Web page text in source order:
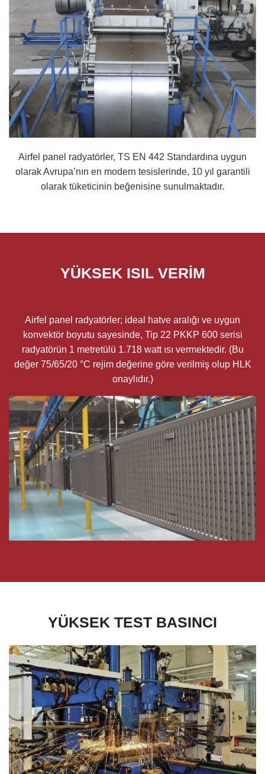
Airfel panel radyatörler, TS EN 442 Standardına uygun
olarak Avrupa’nın en modern tesislerinde, 10 yıl garantili
olarak tüketicinin beğenisine sunulmaktadır.
YÜKSEK ISIL VERİM
Airfel panel radyatörler; ideal hatve aralığı ve uygun
konvektör boyutu sayesinde, Tip 22 PKKP 600 serisi
radyatörün 1 metretülü 1.718 watt ısı vermektedir. (Bu
değer 75/65/20 °C rejim değerine göre verilmiş olup HLK
onaylıdır.)
YÜKSEK TEST BASINCI